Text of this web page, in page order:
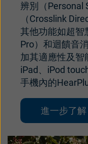
辨別（Personal
（Crosslink
其他功能如超智
Pro）和迴饋音
加其適應性及智
iPad、iPod
手機內的
進一步了